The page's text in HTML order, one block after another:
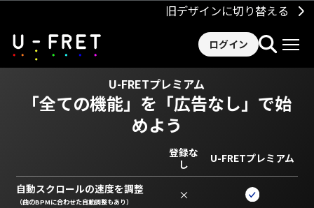
旧デザインに切り替える
ログイン
U-FRETプレミアム
「全ての機能」を 「広告なし」で始
めよう
登録な
し
U-FRETプレミアム
自動スクロールの速度を調整
（曲のBPMに合わせた自動調整もあり） ×